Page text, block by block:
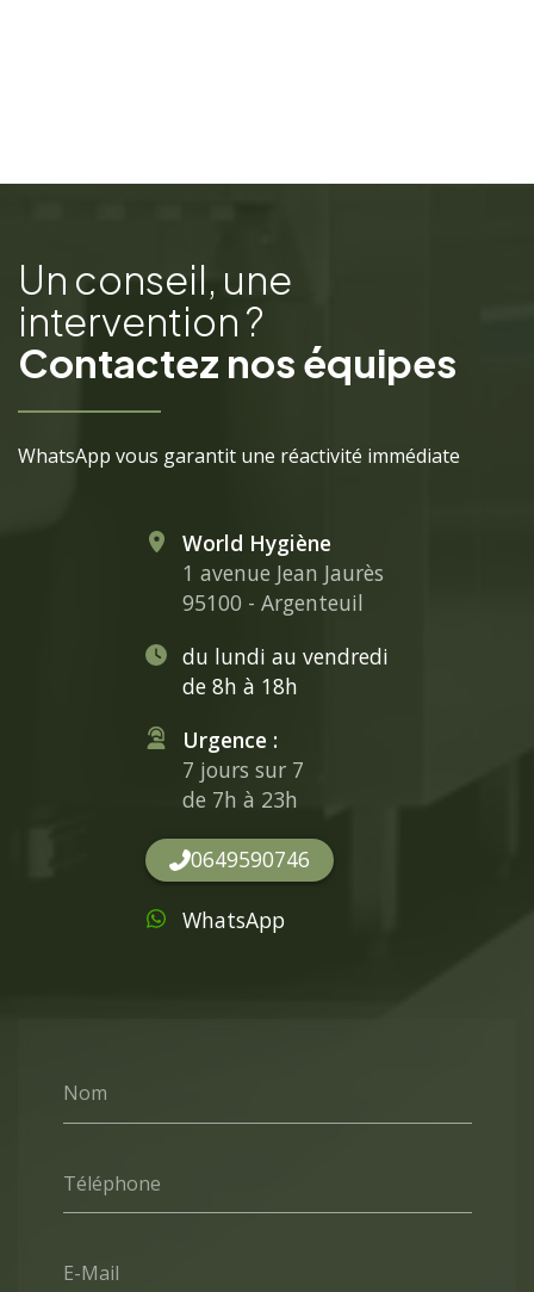
Un conseil, une
intervention ?
Contactez nos équipes
WhatsApp vous garantit une réactivité immédiate
Nom
Téléphone
E-Mail
World Hygiène
1 avenue Jean Jaurès
95100 - Argenteuil
du lundi au vendredi
de 8h à 18h
Urgence :
7 jours sur 7
de 7h à 23h
0649590746
WhatsApp